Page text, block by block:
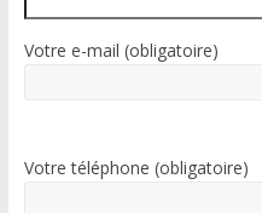
e
:Votre e-mail (obligatoire)
Votre téléphone (obligatoire)